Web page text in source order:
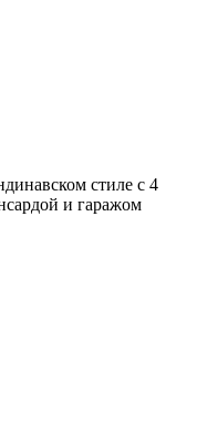
стиле с 4
и гаражом